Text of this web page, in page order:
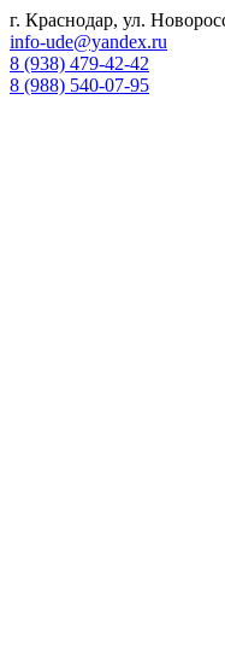
г. Краснодар, ул.
info-ude@yandex.ru
8 (938) 479-42-42
8 (988) 540-07-95